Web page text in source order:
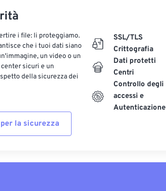
i file: li proteggiamo.
che i tuoi dati siano
un video o un
sicuri e un
della sicurezza dei
la sicurezza
SSL/TLS
Crittografia
Dati protetti
Centri
Controllo degli
accessi e
Autenticazione